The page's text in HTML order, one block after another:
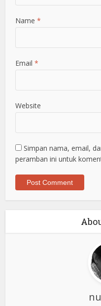
Name *
Email *
Website
Simpan nama, email,
peramban ini untuk